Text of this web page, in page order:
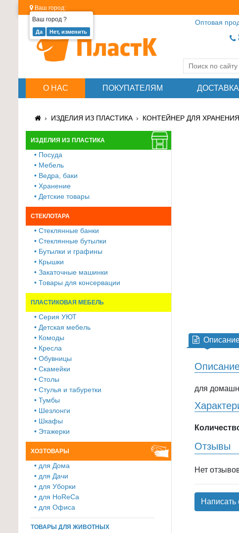
Ваш город:
Ваш город ? Оптовая
О НАС ПОКУПАТЕЛЯМ ДОСТАВКА
ИЗДЕЛИЯ ИЗ ПЛАСТИКА КОНТЕЙНЕР ДЛЯ
ИЗДЕЛИЯ ИЗ ПЛАСТИКА
• Посуда
• Мебель
• Ведра, баки
• Хранение
• Детские товары
СТЕКЛОТАРА
• Стеклянные банки
• Стеклянные бутылки
• Бутылки и графины
• Крышки
• Закаточные машинки
• Товары для консервации
ПЛАСТИКОВАЯ МЕБЕЛЬ
• Серия УЮТ
• Детская мебель
• Комоды
• Кресла
• Обувницы
• Скамейки
• Столы
• Стулья и табуретки
• Тумбы
• Шезлонги
• Шкафы
• Этажерки
ХОЗТОВАРЫ
• для Дома
• для Дачи
• для Уборки
• для HoReCa
• для Офиса
ТОВАРЫ ДЛЯ ЖИВОТНЫХ
для
Отзывы
Нет
Написать
Изделия
пластика
≡
Пластиковая
мебель
Хозтовары
≡
Товары
животных
Товары
Туризм
отдых
Посуда
товары
Товары